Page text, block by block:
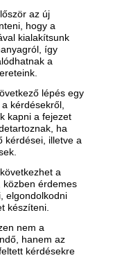
az új
hogy a
kialakítsunk
így
a
lépés egy
kérdésekről,
kapni a fejezet
ha
kérdései, illetve a
a
közben érdemes
elgondolkodni
készíteni.
nem a
hanem az
kérdésekre